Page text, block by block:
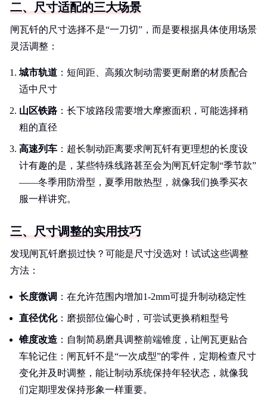
二、尺寸适配的三大场景
闸瓦钎的尺寸选择不是“一刀切”，而是要根据具体使用场景
灵活调整：
城市轨道 ：短间距、高频次制动需要更耐磨的材质配合
适中尺寸
山区铁路 ：长下坡路段需要增大摩擦面积，可能选择稍
粗的直径
高速列车 ：超长制动距离要求闸瓦钎有更理想的长度设
计有趣的是，某些特殊线路甚至会为闸瓦钎定制“季节款”
——冬季用防滑型，夏季用散热型，就像我们换季买衣
服一样讲究。
三、尺寸调整的实用技巧
发现闸瓦钎磨损过快？可能是尺寸没选对！试试这些调整
方法：
长度微调 ：在允许范围内增加1-2mm可提升制动稳定性
直径优化：磨损部位偏心时，可尝试更换稍粗型号
锥度改造 ：自制简易磨具调整前端锥度，让闸瓦更贴合
车轮记住：闸瓦钎不是“一次成型”的零件，定期检查尺寸
变化并及时调整，能让制动系统保持年轻状态，就像我
们定期理发保持形象一样重要。